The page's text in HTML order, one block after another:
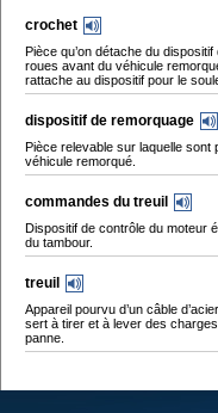
crochet
Pièce qu’on détache du
roues avant du véhicule
rattache au dispositif pour le
dispositif de remorquage
Pièce relevable sur laquelle
véhicule remorqué.
commandes du treuil
Dispositif de contrôle du moteur
du tambour.
treuil
Appareil pourvu d’un câble
sert à tirer et à lever des
panne.